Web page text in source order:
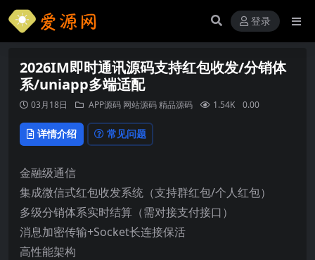
登录
2026IM即时通讯源码支持红包收发/分销体
系/uniapp多端适配
03月18日 APP源码 网站源码精品源码 1.54K 0.00
详情介绍 常见问题
金融级通信
集成微信式红包收发系统（支持群红包/个人红包）
多级分销体系实时结算（需对接支付接口）
消息加密传输+Socket长连接保活
高性能架构